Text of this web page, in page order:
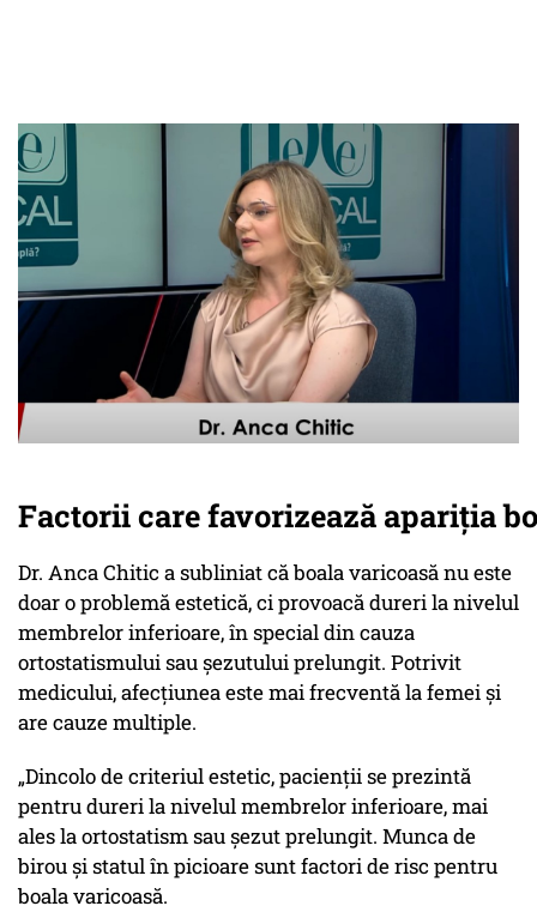
Factorii care favorizează apariția
Dr. Anca Chitic a subliniat că boala varicoasă nu este
doar o problemă estetică, ci provoacă dureri la nivelul
membrelor inferioare, în special din cauza
ortostatismului sau șezutului prelungit. Potrivit
medicului, afecțiunea este mai frecventă la femei și
are cauze multiple.
„Dincolo de criteriul estetic, pacienții se prezintă
pentru dureri la nivelul membrelor inferioare, mai
ales la ortostatism sau șezut prelungit. Munca de
birou și statul în picioare sunt factori de risc pentru
boala varicoasă.